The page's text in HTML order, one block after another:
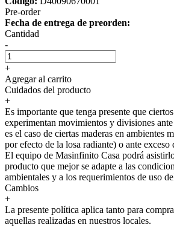
Pre-order
Fecha de entrega de preorden:
Cantidad
-
+
Agregar al carrito
Cuidados del producto
+
Es importante que tenga presente que
experimentan movimientos y divisiones
es el caso de ciertas maderas en ambientes
por efecto de la losa radiante) o ante exceso
El equipo de Masinfinito Casa podrá
producto que mejor se adapte a las
ambientales y a los requerimientos de uso
Cambios
+
La presente política aplica tanto para
aquellas realizadas en nuestros locales.